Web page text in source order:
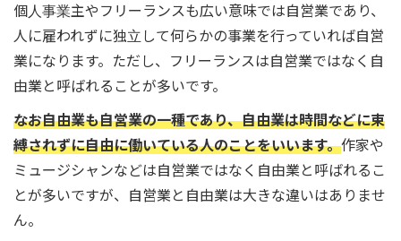
個人事業主やフリーランスも広い意味では自営業であり、
人に雇われずに独立して何らかの事業を行っていれば自営
業になります。ただし、フリーランスは自営業ではなく自
由業と呼ばれることが多いです。
なお自由業も自営業の一種であり、自由業は時間などに束
縛されずに自由に働いている人のことをいいます。作家や
ミュージシャンなどは自営業ではなく自由業と呼ばれるこ
とが多いですが、自営業と自由業は大きな違いはありませ
ん。